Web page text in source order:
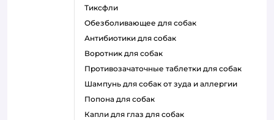
тиксфли
обезболивающее для собак
антибиотики для собак
воротник для собак
противозачаточные таблетки для собак
шампунь для собак от зуда и аллергии
попона для собак
капли для глаз для собак